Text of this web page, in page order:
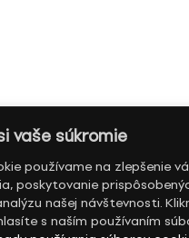
vaše súkromie
používame na zlepšenie
poskytovanie
našej návštevnosti.
s naším používaním